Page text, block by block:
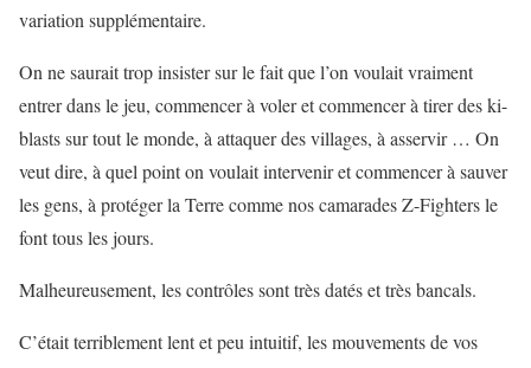
variation supplémentaire.
On ne saurait trop insister sur le fait que l’on voulait vraiment
entrer dans le jeu, commencer à voler et commencer à tirer des ki-
blasts sur tout le monde, à attaquer des villages, à asservir … On
veut dire, à quel point on voulait intervenir et commencer à sauver
les gens, à protéger la Terre comme nos camarades Z-Fighters le
font tous les jours.
Malheureusement, les contrôles sont très datés et très bancals.
C’était terriblement lent et peu intuitif, les mouvements de vos